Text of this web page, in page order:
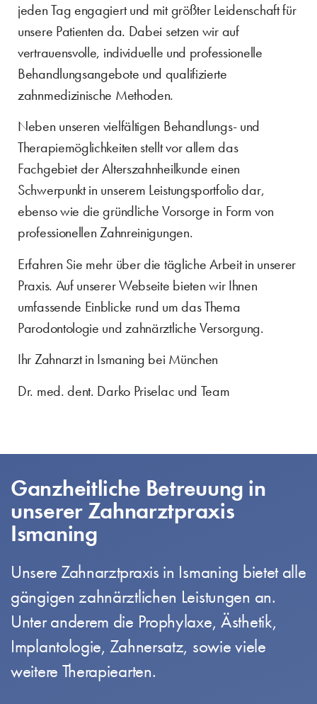
jeden Tag engagiert und mit größter Leidenschaft für
unsere Patienten da. Dabei setzen wir auf
vertrauensvolle, individuelle und professionelle
Behandlungsangebote und qualifizierte
zahnmedizinische Methoden.
Neben unseren vielfältigen Behandlungs- und
Therapiemöglichkeiten stellt vor allem das
Fachgebiet der Alterszahnheilkunde einen
Schwerpunkt in unserem Leistungsportfolio dar,
ebenso wie die gründliche Vorsorge in Form von
professionellen Zahnreinigungen.
Erfahren Sie mehr über die tägliche Arbeit in unserer
Praxis. Auf unserer Webseite bieten wir Ihnen
umfassende Einblicke rund um das Thema
Parodontologie und zahnärztliche Versorgung.
Ihr Zahnarzt in Ismaning bei München
Dr. med. dent. Darko Priselac und Team
Ganzheitliche Betreuung in
unserer Zahnarztpraxis
Ismaning
Unsere Zahnarztpraxis in Ismaning bietet alle
gängigen zahnärztlichen Leistungen an.
Unter anderem die Prophylaxe, Ästhetik,
Implantologie, Zahnersatz, sowie viele
weitere Therapiearten.